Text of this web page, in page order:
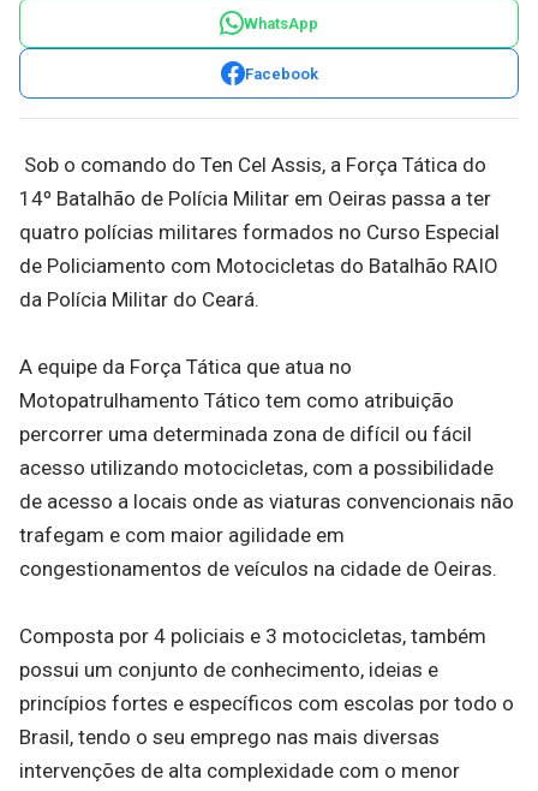
WhatsApp
Facebook
Sob o comando do Ten Cel Assis, a Força Tática do
14º Batalhão de Polícia Militar em Oeiras passa a ter
quatro polícias militares formados no Curso Especial
de Policiamento com Motocicletas do Batalhão RAIO
da Polícia Militar do Ceará.
A equipe da Força Tática que atua no
Motopatrulhamento Tático tem como atribuição
percorrer uma determinada zona de difícil ou fácil
acesso utilizando motocicletas, com a possibilidade
de acesso a locais onde as viaturas convencionais não
trafegam e com maior agilidade em
congestionamentos de veículos na cidade de Oeiras.
Composta por 4 policiais e 3 motocicletas, também
possui um conjunto de conhecimento, ideias e
princípios fortes e específicos com escolas por todo o
Brasil, tendo o seu emprego nas mais diversas
intervenções de alta complexidade com o menor